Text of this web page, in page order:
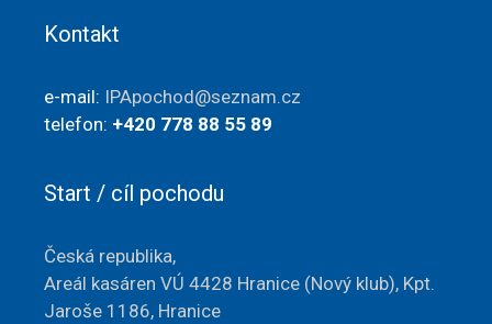
Kontakt
e-mail: IPApochod@seznam.cz
telefon: +420 778 88 55 89
Start / cíl pochodu
Česká republika,
Areál kasáren VÚ 4428 Hranice (Nový klub), Kpt.
Jaroše 1186, Hranice